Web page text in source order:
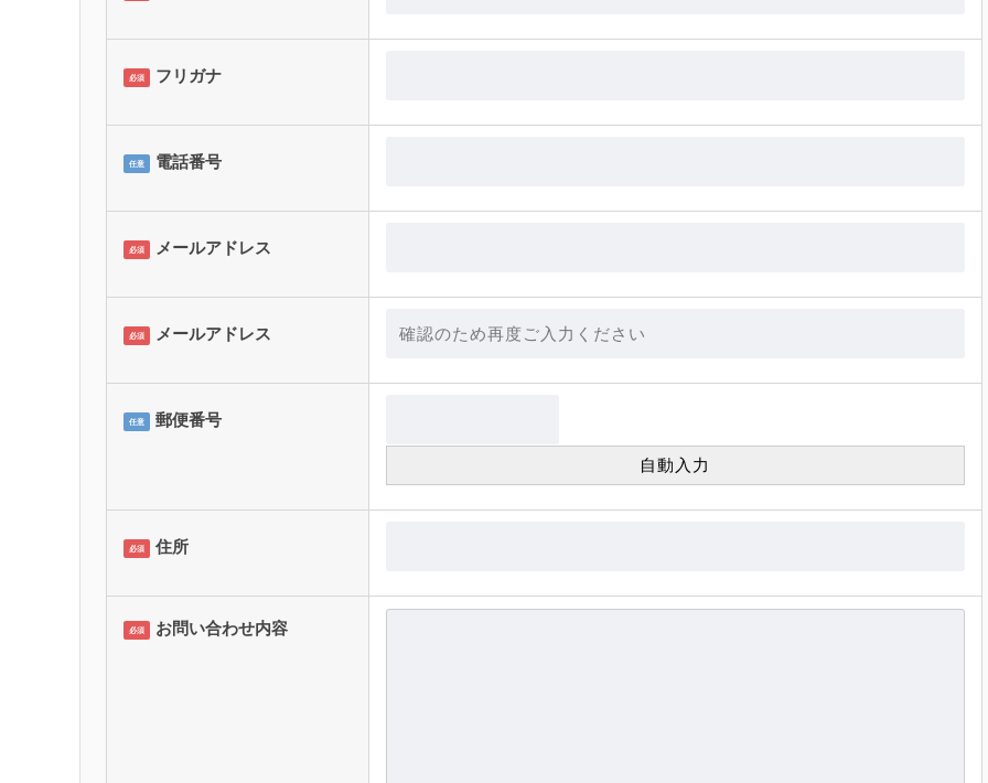
必須 フリガナ
任意 電話番号
必須 メールアドレス
必須 メールアドレス
任意 郵便番号
必須 住所
必須 お問い合わせ内容